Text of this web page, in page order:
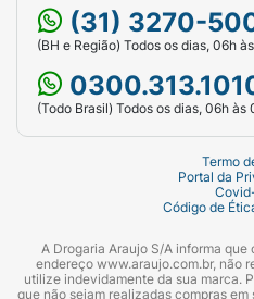
(31) 3270-
(BH e Região) Todos os dias, 06h
(Todo Brasil) Todos os dias, 06h às
Termo
Portal da
Código de
A Drogaria Araujo S/A informa
endereço www.araujo.com.br, não
utilize indevidamente da sua marca.
que não sejam realizadas compras